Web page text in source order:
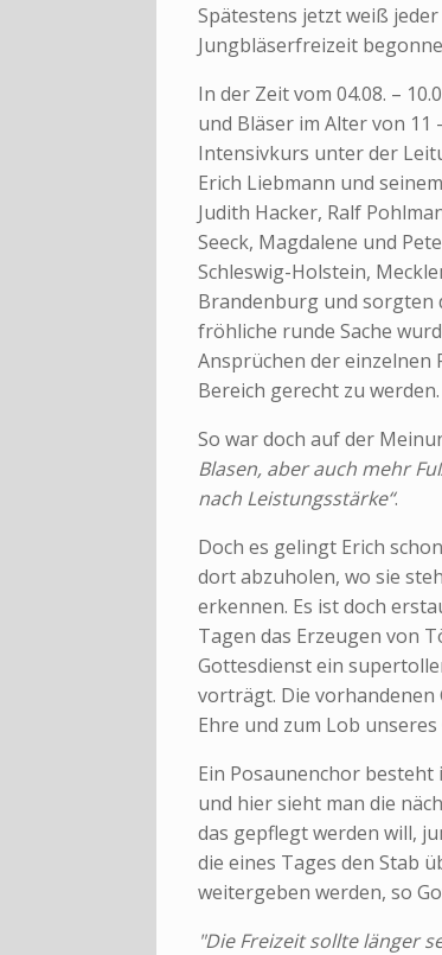
Spätestens jetzt weiß
Jungbläserfreizeit
In der Zeit vom 04.08. –
und Bläser im Alter von 11
Intensivkurs unter der
Erich Liebmann und
Judith Hacker, Ralf
Seeck, Magdalene und
Schleswig-Holstein,
Brandenburg und sorgten
fröhliche runde Sache
Ansprüchen der einzelnen
Bereich gerecht zu werden.
So war doch auf der
Blasen, aber auch mehr
nach Leistungsstärke“.
Doch es gelingt Erich
dort abzuholen, wo sie
erkennen. Es ist doch
Tagen das Erzeugen von
Gottesdienst ein
vorträgt. Die vorhandenen
Ehre und zum Lob
Ein Posaunenchor
und hier sieht man die
das gepflegt werden will,
die eines Tages den Stab
weitergeben werden, so
"Die Freizeit sollte länger